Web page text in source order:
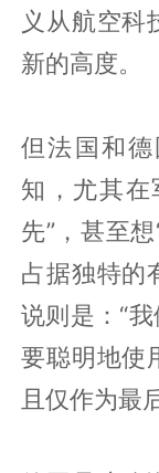
义从航空科
新的高度。
但法国和
知，尤其在
先”，甚至
占据独特的
说则是：“
要聪明地使
且仅作为最